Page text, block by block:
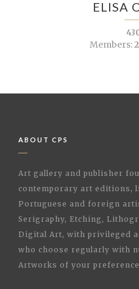
ELISA
Members:
ABOUT CPS
Art gallery and publisher
contemporary art editions,
Portuguese and foreign
Serigraphy, Etching,
Digital Art, with privileged
who choose regularly with
Artworks of your